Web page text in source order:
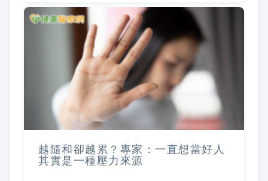
越隨和卻越累？專家：一直想當好人
其實是一種壓力來源